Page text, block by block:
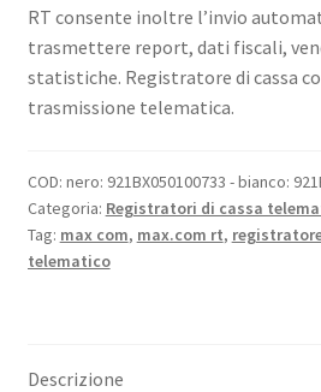
RT consente inoltre l’invio
trasmettere report, dati fiscali,
statistiche. Registratore di cassa
trasmissione telematica.
COD: nero: 921BX050100733 - bianco:
Categoria: Registratori di cassa
Tag: max com, max.com rt,
telematico
Descrizione